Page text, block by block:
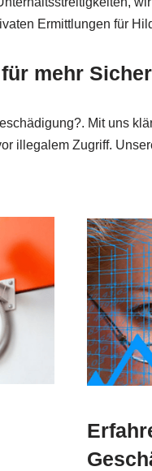
Ermittlungen für
mehr
Mit uns
illegalem Zugriff.